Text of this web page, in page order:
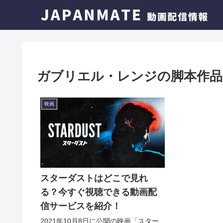
ガブリエル・レンジの脚本作
映画
スターダストはどこで見れ
る？今すぐ視聴できる動画配
信サービスを紹介！
2021年10月8日に公開の映画「スター